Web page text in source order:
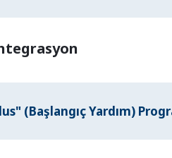
(Başlangıç Yardım)